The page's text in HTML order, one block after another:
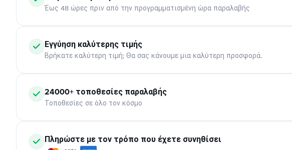
Έως 48 ώρες πριν από την προγραμματισμένη ώρα παραλαβής
Εγγύηση καλύτερης τιμής
Βρήκατε καλύτερη τιμή; Θα σας κάνουμε μια καλύτερη προσφορά.
24000+ τοποθεσίες παραλαβής
Τοποθεσίες σε όλο τον κόσμο
Πληρώστε με τον τρόπο που έχετε συνηθίσει